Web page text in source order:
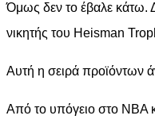
Όμως δεν το έβαλε κάτω.
νικητής του Heisman
Αυτή η σειρά προϊόντων
Από το υπόγειο στο ΝΒΑ